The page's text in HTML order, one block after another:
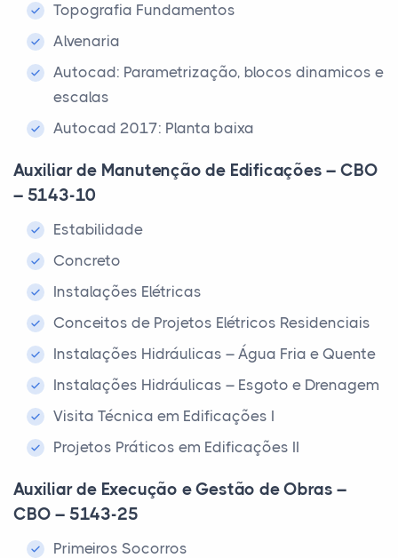
Topografia Fundamentos
Alvenaria
Autocad: Parametrização, blocos dinamicos e
escalas
Autocad 2017: Planta baixa
Auxiliar de Manutenção de Edificações – CBO
– 5143-10
Estabilidade
Concreto
Instalações Elétricas
Conceitos de Projetos Elétricos Residenciais
Instalações Hidráulicas – Água Fria e Quente
Instalações Hidráulicas – Esgoto e Drenagem
Visita Técnica em Edificações I
Projetos Práticos em Edificações II
Auxiliar de Execução e Gestão de Obras –
CBO – 5143-25
Primeiros Socorros